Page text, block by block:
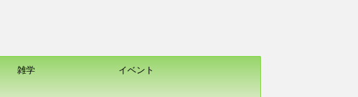
雑学 イベント